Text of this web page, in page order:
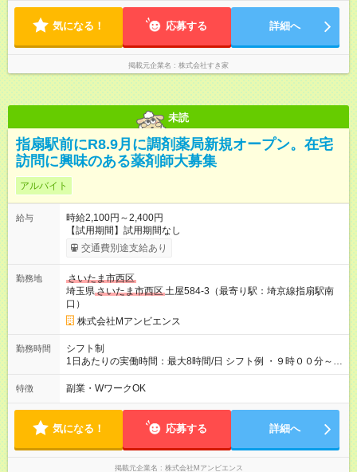
気になる！ 応募する 詳細へ
掲載元企業名 株式会社すき家
未読
指扇駅前にR8.9月に調剤薬局新規オープン。在宅
訪問に興味のある薬剤師大募集
アルバイト
給与
時給2,100円～2,400円
【試用期間】試用期間なし
交通費別途支給あり
勤務地
さいたま市西区
埼玉県さいたま市西区土屋584-3（最寄り駅：埼京線指扇駅南
口）
株式会社Mアンビエンス
勤務時間
シフト制
1日あたりの実働時間：最大8時間/日 シフト例 ・９時００分～１
８時００分 日曜日休
特徴 副業・WワークOK
気になる！ 応募する 詳細へ
掲載元企業名 株式会社Mアンビエンス